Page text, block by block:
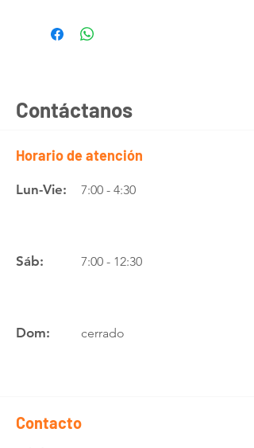
Contáctanos
Horario de atención
Lun-Vie: 7:00 - 4:30
Sáb: 7:00 - 12:30
Dom: cerrado
Contacto